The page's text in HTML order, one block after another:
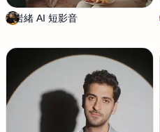
陳
淇
岩緒 AI 短影音